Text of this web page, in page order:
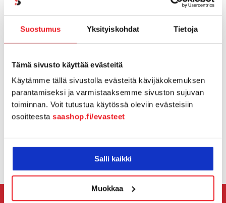
Suostumus Yksityiskohdat Tietoja
Tämä sivusto käyttää evästeitä
Käytämme tällä sivustolla evästeitä kävijäkokemuksen
parantamiseksi ja varmistaaksemme sivuston sujuvan
toiminnan. Voit tutustua käytössä oleviin evästeisiin
osoitteesta saashop.fi/evasteet
Salli kaikki
Muokkaa
Tarjoamme vaihtoehdoksi myös tilauksen
maksamisen laskulla. Voit maksaa tilauksesi
sähköpostiisi (+2€) tai perinteisellä laskulla
kirjeenä (+5€). Laskulla maksaessa
verkkokauppa odottaa vahvistuksen maksusta
ennen palvelun avaamista.